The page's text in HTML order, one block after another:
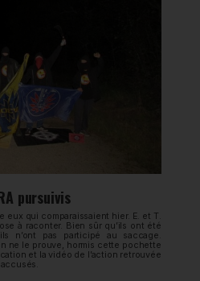
pursuivis
eux qui comparaissaient hier. E. et T.
à raconter. Bien sûr qu’ils ont été
n’ont pas participé au saccage.
ne le prouve, hormis cette pochette
et la vidéo de l’action retrouvée